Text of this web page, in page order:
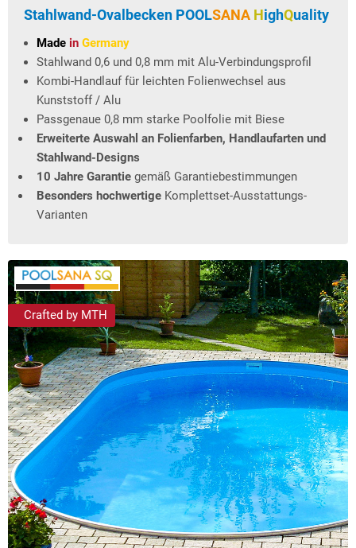
Stahlwand-Ovalbecken POOLSANA HighQuality
Made in Germany
Stahlwand 0,6 und 0,8 mm mit Alu-Verbindungsprofil
Kombi-Handlauf für leichten Folienwechsel aus
Kunststoff / Alu
Passgenaue 0,8 mm starke Poolfolie mit Biese
Erweiterte Auswahl an Folienfarben, Handlaufarten und
Stahlwand-Designs
10 Jahre Garantie gemäß Garantiebestimmungen
Besonders hochwertige Komplettset-Ausstattungs-
Varianten
Crafted by MTH